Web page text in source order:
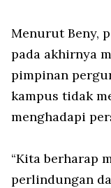
Menurut Beny,
pada akhirnya
pimpinan
kampus tidak
menghadapi
“Kita berharap
perlindungan